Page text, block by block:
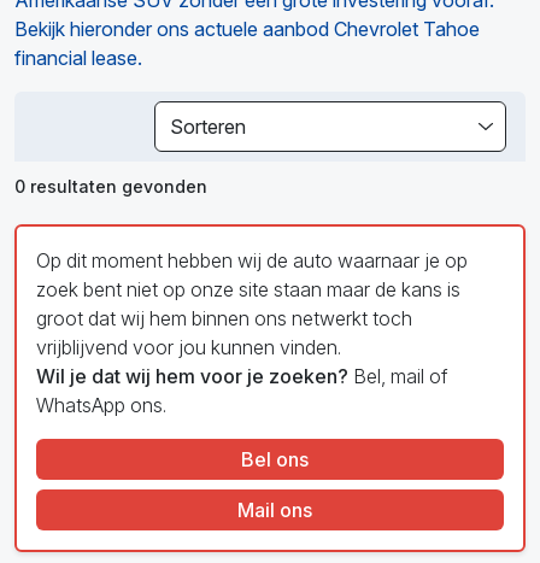
Bekijk hieronder ons actuele aanbod Chevrolet Tahoe
financial lease.
Sorteren
0 resultaten gevonden
Op dit moment hebben wij de auto waarnaar je op
zoek bent niet op onze site staan maar de kans is
groot dat wij hem binnen ons netwerkt toch
vrijblijvend voor jou kunnen vinden.
Wil je dat wij hem voor je zoeken? Bel, mail of
WhatsApp ons.
Bel ons
Mail ons